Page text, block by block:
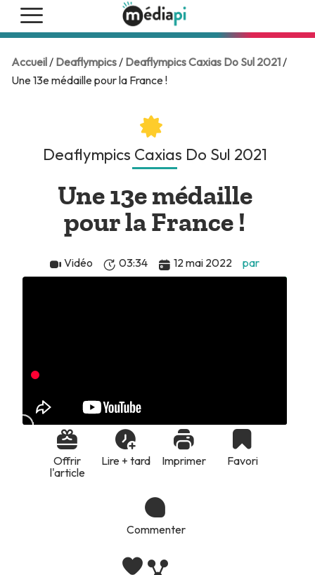
Accueil/ Deaflympics/ Deaflympics Caxias Do Sul 2021/
Une 13e médaille pour la France !
Deaflympics Caxias Do Sul 2021
Une 13e médaille
pour la France !
Vidéo 03:34 12 mai 2022 par
Offrir
l'article
Lire + tard Imprimer Favori
Commenter